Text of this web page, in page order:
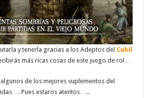
y tenerla gracias a los Adeptos del Cubil
más ricas cosas de este juego de rol…
de los mejores suplementos del
Pues estaros atentos…..